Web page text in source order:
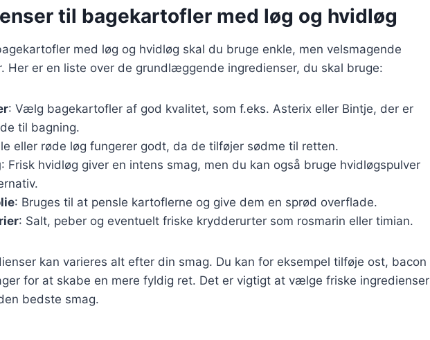
til bagekartofler med løg og hvidløg
med løg og hvidløg skal du bruge enkle, men velsmagende
Her er en liste over de grundlæggende ingredienser, du skal bruge:
: Vælg bagekartofler af god kvalitet, som f.eks. Asterix eller Bintje, der er
til bagning.
eller røde løg fungerer godt, da de tilføjer sødme til retten.
: Frisk hvidløg giver en intens smag, men du kan også bruge hvidløgspulver
: Bruges til at pensle kartoflerne og give dem en sprød overflade.
: Salt, peber og eventuelt friske krydderurter som rosmarin eller timian.
kan varieres alt efter din smag. Du kan for eksempel tilføje ost, bacon
for at skabe en mere fyldig ret. Det er vigtigt at vælge friske ingredienser
bedste smag.